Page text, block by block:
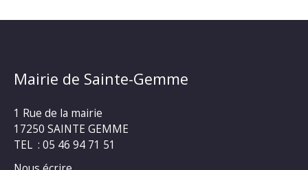
Mairie de Sainte-Gemme
1 Rue de la mairie
17250 SAINTE GEMME
TEL : 05 46 94 71 51